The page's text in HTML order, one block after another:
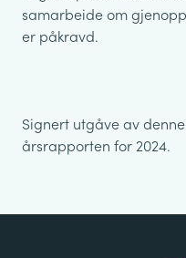
samarbeide om
er påkravd.
Signert utgåve av
årsrapporten for 2024.